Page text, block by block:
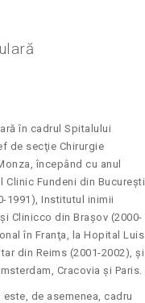
în cadrul Spitalului
de secţie Chirurgie
începând cu anul
Fundeni din București
1991), Institutul inimii
Clinicco din Brașov (2000-
în Franţa, la Hopital Luis
din Reims (2001-2002), și
Cracovia și Paris.
de asemenea, cadru